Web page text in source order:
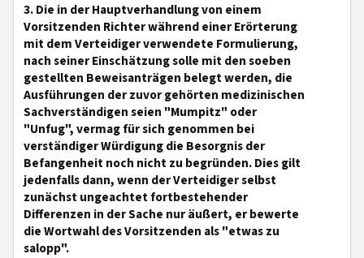
3. Die in der Hauptverhandlung von einem
Vorsitzenden Richter während einer Erörterung
mit dem Verteidiger verwendete Formulierung,
nach seiner Einschätzung solle mit den soeben
gestellten Beweisanträgen belegt werden, die
Ausführungen der zuvor gehörten medizinischen
Sachverständigen seien "Mumpitz" oder
"Unfug", vermag für sich genommen bei
verständiger Würdigung die Besorgnis der
Befangenheit noch nicht zu begründen. Dies gilt
jedenfalls dann, wenn der Verteidiger selbst
zunächst ungeachtet fortbestehender
Differenzen in der Sache nur äußert, er bewerte
die Wortwahl des Vorsitzenden als "etwas zu
salopp".